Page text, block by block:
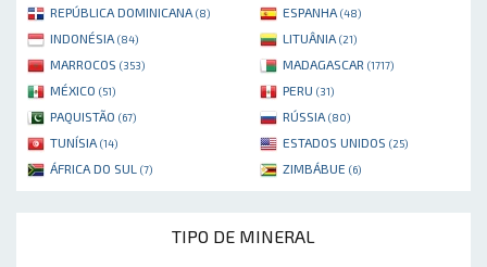
REPÚBLICA DOMINICANA (8) ESPANHA (48)
INDONÉSIA (84) LITUÂNIA (21)
MARROCOS (353) MADAGASCAR (1717)
MÉXICO (51) PERU (31)
PAQUISTÃO (67) RÚSSIA (80)
TUNÍSIA (14) ESTADOS UNIDOS (25)
ÁFRICA DO SUL (7) ZIMBÁBUE (6)
TIPO DE MINERAL